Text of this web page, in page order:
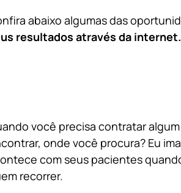
abaixo algumas das
resultados através da internet.
você precisa contratar
onde você procura? Eu
com seus pacientes
recorrer.